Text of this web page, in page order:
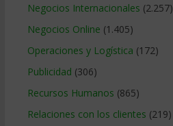
Negocios Internacionales (2.257)
Negocios Online (1.405)
Operaciones y Logística (172)
Publicidad (306)
Recursos Humanos (865)
Relaciones con los clientes (219)